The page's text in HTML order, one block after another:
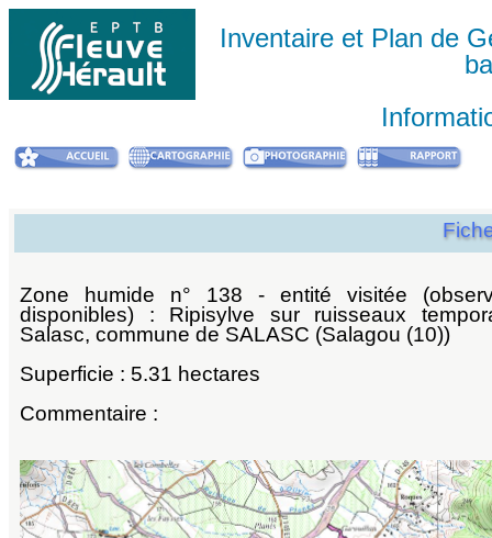
Inventaire et Plan de
Zone humide n° 138 - entité visitée
disponibles) : Ripisylve sur ruisseaux
Salasc, commune de SALASC (Salagou (10))
Superficie : 5.31 hectares
Commentaire :